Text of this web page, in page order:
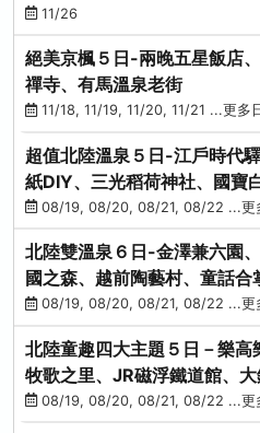
11/26
絕美京楓５日-兩晚五星飯店
禪寺、有馬溫泉老街
11/18, 11/19, 11/20, 11/21 ...更多
超值北陸溫泉５日-江戶時代
紙DIY、三光稻荷神社、國寶
街、下呂溫泉
08/19, 08/20, 08/21, 08/22 ...更
北陸雙溫泉６日-金澤兼六園
國之森、越前陶藝村、童話
幡08/19, 08/20, 08/21, 08/22 ...更
北陸童趣四大主題５日－樂高
牧歌之里、JR磁浮鐵道館、
邊吃08/19, 08/20, 08/21, 08/22 ...更